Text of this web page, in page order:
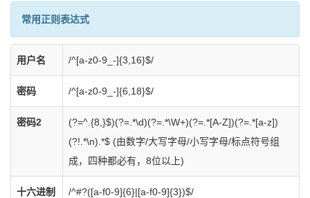
常用正则表达式
用户名 /^[a-z0-9_-]{3,16}$/
密码 /^[a-z0-9_-]{6,18}$/
密码2
(?=^.{8,}$)(?=.*\d)(?=.*\W+)(?=.*[A-Z])(?=.*[a-z])
(?!.*\n).*$ (由数字/大写字母/小写字母/标点符号组
成，四种都必有，8位以上)
十六进制
/^#?([a-f0-9]{6}|[a-f0-9]{3})$/